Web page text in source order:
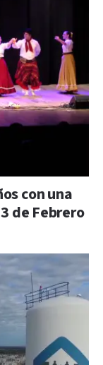
con una
de Febrero